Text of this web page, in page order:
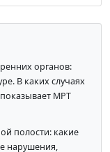
органов:
В каких случаях
МРТ
полости: какие
нарушения,